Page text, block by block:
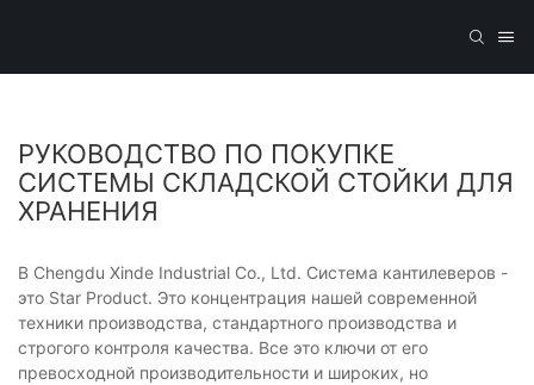
РУКОВОДСТВО ПО ПОКУПКЕ
СИСТЕМЫ СКЛАДСКОЙ СТОЙКИ ДЛЯ
ХРАНЕНИЯ
В Chengdu Xinde Industrial Co., Ltd. Система кантилеверов -
это Star Product. Это концентрация нашей современной
техники производства, стандартного производства и
строгого контроля качества. Все это ключи от его
превосходной производительности и широких, но